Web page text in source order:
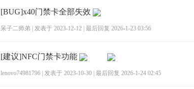
[BUG]x40门禁卡全部失效
呆子二师弟 发表于 2023-12-12 最后回复 2026-1-23 03:56
[建议]NFC门禁卡功能
lenovo74981796 发表于 2023-10-30 最后回复 2026-1-24 02:45